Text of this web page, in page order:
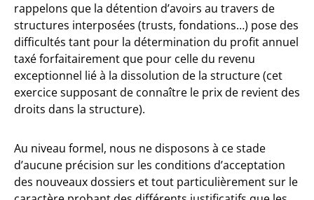
rappelons que la détention d’avoirs au travers de
structures interposées (trusts, fondations…) pose des
difficultés tant pour la détermination du profit annuel
taxé forfaitairement que pour celle du revenu
exceptionnel lié à la dissolution de la structure (cet
exercice supposant de connaître le prix de revient des
droits dans la structure).
Au niveau formel, nous ne disposons à ce stade
d’aucune précision sur les conditions d’acceptation
des nouveaux dossiers et tout particulièrement sur le